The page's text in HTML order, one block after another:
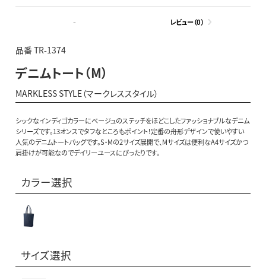
- レビュー（0）
品番 TR-1374
デニムトート（M）
MARKLESS STYLE（マークレススタイル）
シックなインディゴカラーにベージュのステッチをほどこしたファッショナブルなデニム
シリーズです。13オンスでタフなところもポイント！定番の舟形デザインで使いやすい
人気のデニムトートバッグです。S・Mの2サイズ展開で、Mサイズは便利なA4サイズかつ
肩掛けが可能なのでデイリーユースにぴったりです。
カラー選択
サイズ選択